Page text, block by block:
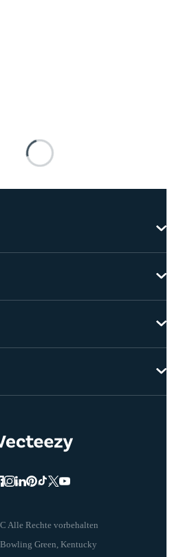
Alle Rechte vorbehalten